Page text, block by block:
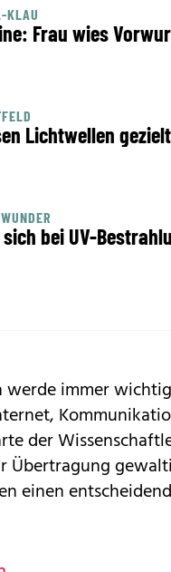
KLAU
Frau wies
Lichtwellen
bei UV-
werde immer
der
Übertragung
einen